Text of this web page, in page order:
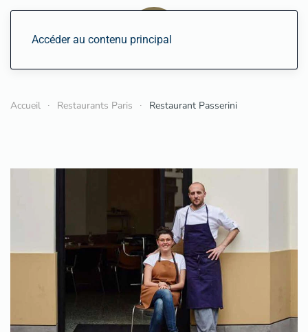
Accéder au contenu principal
Accueil Restaurants Paris Restaurant Passerini